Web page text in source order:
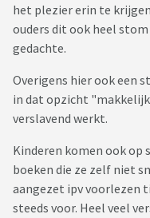
het plezier erin te
ouders dit ook heel
gedachte.
Overigens hier ook een
in dat opzicht
verslavend werkt.
Kinderen komen ook op
boeken die ze zelf niet
aangezet ipv voorlezen
steeds voor. Heel veel